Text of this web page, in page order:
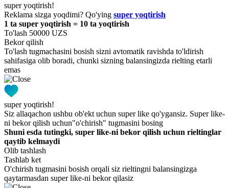
super yoqtirish!
Reklama sizga yoqdimi? Qo'ying super yoqtirish
1 ta super yoqtirish = 10 ta yoqtirish
To'lash 50000 UZS
Bekor qilish
To'lash tugmachasini bosish sizni avtomatik ravishda to'ldirish
sahifasiga olib boradi, chunki sizning balansingizda rielting etarli
emas
super yoqtirish!
Siz allaqachon ushbu ob'ekt uchun super like qo'ygansiz. Super like-
ni bekor qilish uchun"o'chirish" tugmasini bosing
Shuni esda tutingki, super like-ni bekor qilish uchun rieltinglar
qaytib kelmaydi
Olib tashlash
Tashlab ket
O'chirish tugmasini bosish orqali siz rieltingni balansingizga
qaytarmasdan super like-ni bekor qilasiz